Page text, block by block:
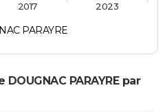
PARAYRE
2017 2023
PARAYRE par